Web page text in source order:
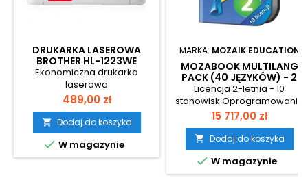
DRUKARKA LASEROWA
BROTHER HL-1223WE
Ekonomiczna drukarka
laserowa
monochromatyczna.
Cena
489,00 zł
 Dodaj do koszyka
 W magazynie
MARKA: MOZAIK EDUCATION
MOZABOOK MULTILANG
PACK (40 JĘZYKÓW) - 2
LATA NA 10 URZĄDZEŃ
Licencja 2-letnia - 10
stanowisk Oprogramowanie
prezentacyjne: Nowoczesne
narzędzie do tworzenia
interaktywnych prezentacji
edukacyjnych, idealne do
pracy w klasie. Licencja
wielojęzyczna: Program
Cena
15 717,00 zł
 Dodaj do koszyka
 W magazynie